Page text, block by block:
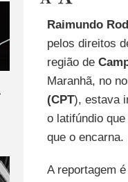
Raimundo
pelos direitos
região de
Maranhã, no
(CPT), estava
o latifúndio
que o encarna.
A reportagem